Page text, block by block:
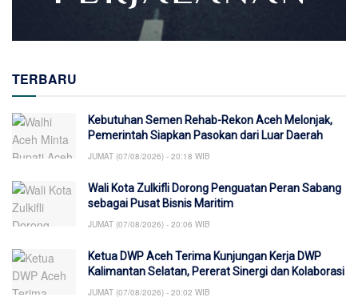
TERBARU
Kebutuhan Semen Rehab-Rekon Aceh Melonjak,
Pemerintah Siapkan Pasokan dari Luar Daerah
JUMAT (07/08/2026) - 20:18 WIB
Wali Kota Zulkifli Dorong Penguatan Peran Sabang
sebagai Pusat Bisnis Maritim
JUMAT (07/08/2026) - 20:06 WIB
Ketua DWP Aceh Terima Kunjungan Kerja DWP
Kalimantan Selatan, Pererat Sinergi dan Kolaborasi
JUMAT (07/08/2026) - 20:02 WIB